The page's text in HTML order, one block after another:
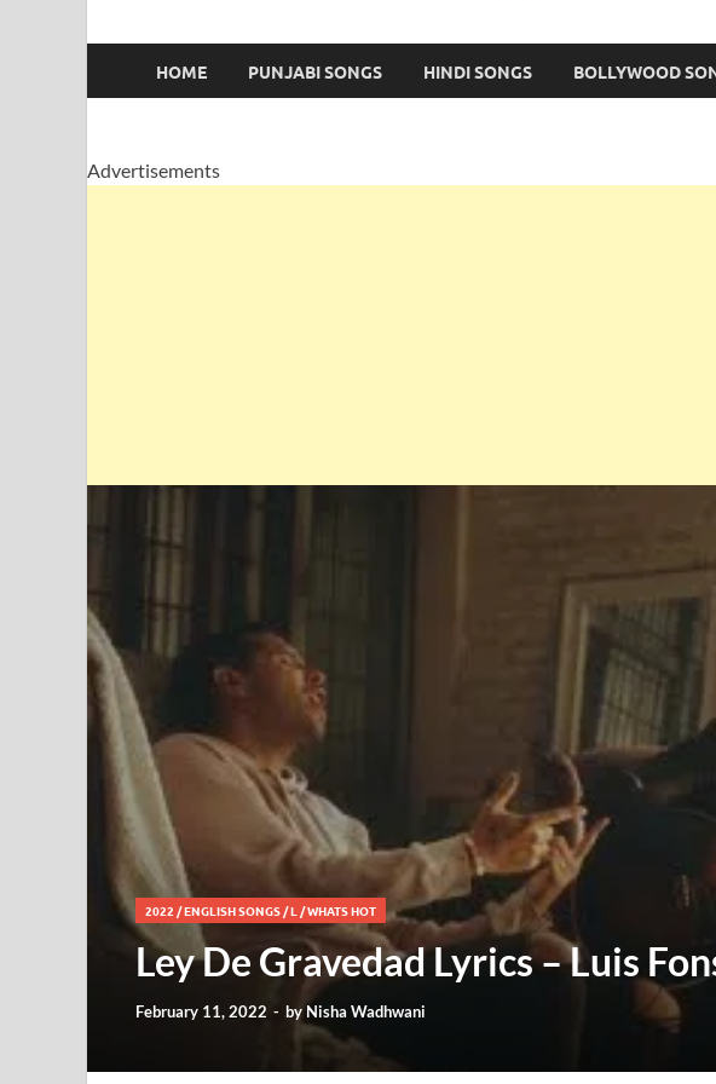
HOME PUNJABI SONGS HINDI SONGS BOLLYWOOD
Advertisements
2022/ENGLISH SONGS/L/WHATS HOT
Ley De Gravedad Lyrics – Luis
February 11, 2022 - by Nisha Wadhwani